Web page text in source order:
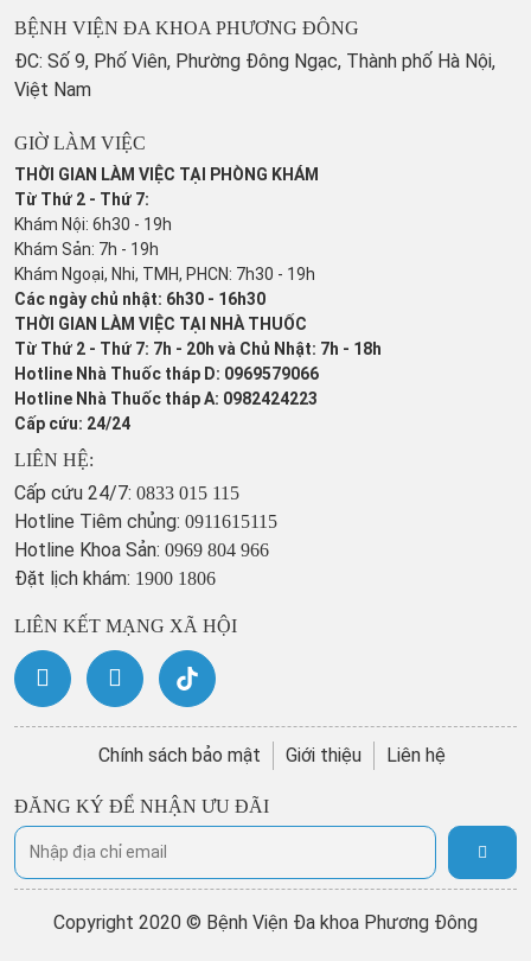
BỆNH VIỆN ĐA KHOA PHƯƠNG ĐÔNG
ĐC: Số 9, Phố Viên, Phường Đông Ngạc, Thành phố Hà Nội,
Việt Nam
GIỜ LÀM VIỆC
THỜI GIAN LÀM VIỆC TẠI PHÒNG KHÁM
Từ Thứ 2 - Thứ 7:
Khám Nội: 6h30 - 19h
Khám Sản: 7h - 19h
Khám Ngoại, Nhi, TMH, PHCN: 7h30 - 19h
Các ngày chủ nhật: 6h30 - 16h30
THỜI GIAN LÀM VIỆC TẠI NHÀ THUỐC
Từ Thứ 2 - Thứ 7: 7h - 20h và Chủ Nhật: 7h - 18h
Hotline Nhà Thuốc tháp D: 0969579066
Hotline Nhà Thuốc tháp A: 0982424223
Cấp cứu: 24/24
LIÊN HỆ:
Cấp cứu 24/7: 0833 015 115
Hotline Tiêm chủng: 0911615115
Hotline Khoa Sản: 0969 804 966
Đặt lịch khám: 1900 1806
LIÊN KẾT MẠNG XÃ HỘI
Chính sách bảo mật Giới thiệu Liên hệ
ĐĂNG KÝ ĐỂ NHẬN ƯU ĐÃI
Copyright 2020 © Bệnh Viện Đa khoa Phương Đông